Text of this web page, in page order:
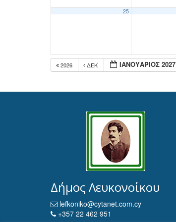
25
2026 ΔΕΚ ΙΑΝΟΥΆΡΙΟΣ 2027
Δήμος Λευκονοίκου
lefkoniko@cytanet.com.cy
+357 22 462 951